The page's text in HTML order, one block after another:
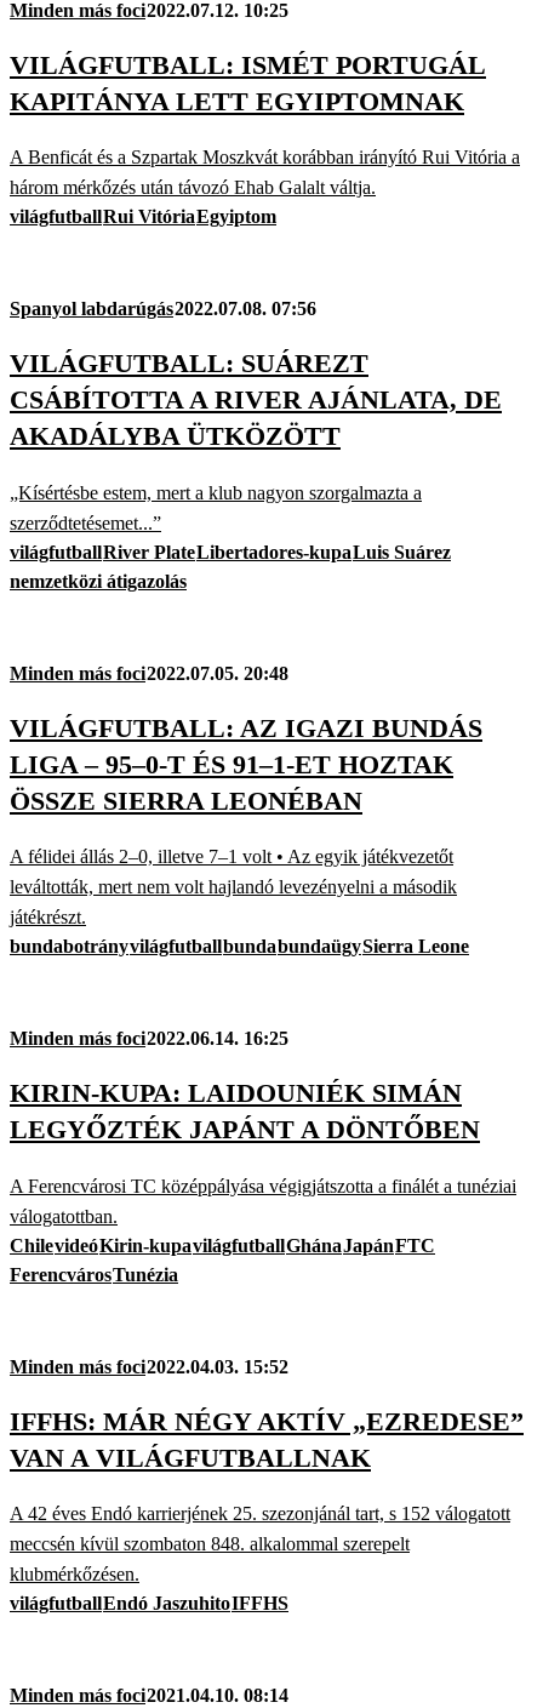
Minden más foci2022.07.12. 10:25
VILÁGFUTBALL: ISMÉT PORTUGÁL
KAPITÁNYA LETT EGYIPTOMNAK
A Benficát és a Szpartak Moszkvát korábban irányító Rui Vitória a
három mérkőzés után távozó Ehab Galalt váltja.
világfutballRui VitóriaEgyiptom
Spanyol labdarúgás2022.07.08. 07:56
VILÁGFUTBALL: SUÁREZT
CSÁBÍTOTTA A RIVER AJÁNLATA, DE
AKADÁLYBA ÜTKÖZÖTT
„Kísértésbe estem, mert a klub nagyon szorgalmazta a
szerződtetésemet...”
világfutballRiver PlateLibertadores-kupaLuis Suárez
nemzetközi átigazolás
Minden más foci2022.07.05. 20:48
VILÁGFUTBALL: AZ IGAZI BUNDÁS
LIGA – 95–0-T ÉS 91–1-ET HOZTAK
ÖSSZE SIERRA LEONÉBAN
A félidei állás 2–0, illetve 7–1 volt • Az egyik játékvezetőt
leváltották, mert nem volt hajlandó levezényelni a második
játékrészt.
bundabotrányvilágfutballbundabundaügySierra Leone
Minden más foci2022.06.14. 16:25
KIRIN-KUPA: LAIDOUNIÉK SIMÁN
LEGYŐZTÉK JAPÁNT A DÖNTŐBEN
A Ferencvárosi TC középpályása végigjátszotta a finálét a tunéziai
válogatottban.
ChilevideóKirin-kupavilágfutballGhánaJapánFTC
FerencvárosTunézia
Minden más foci2022.04.03. 15:52
IFFHS: MÁR NÉGY AKTÍV „EZREDESE”
VAN A VILÁGFUTBALLNAK
A 42 éves Endó karrierjének 25. szezonjánál tart, s 152 válogatott
meccsén kívül szombaton 848. alkalommal szerepelt
klubmérkőzésen.
világfutballEndó JaszuhitoIFFHS
Minden más foci2021.04.10. 08:14